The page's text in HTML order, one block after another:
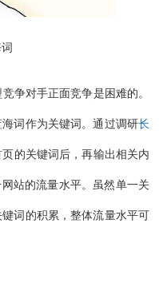
争对手正面竞争是困难的。
词作为关键词。通过调研长
的关键词后，再输出相关内
站的流量水平。虽然单一关
词的积累，整体流量水平可